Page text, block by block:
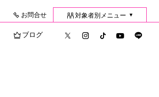
お問合せ 対象者別メニュー ▼
ブログ